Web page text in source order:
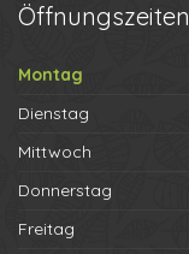
Öffnungszeiten
Montag
Dienstag
Mittwoch
Donnerstag
Freitag